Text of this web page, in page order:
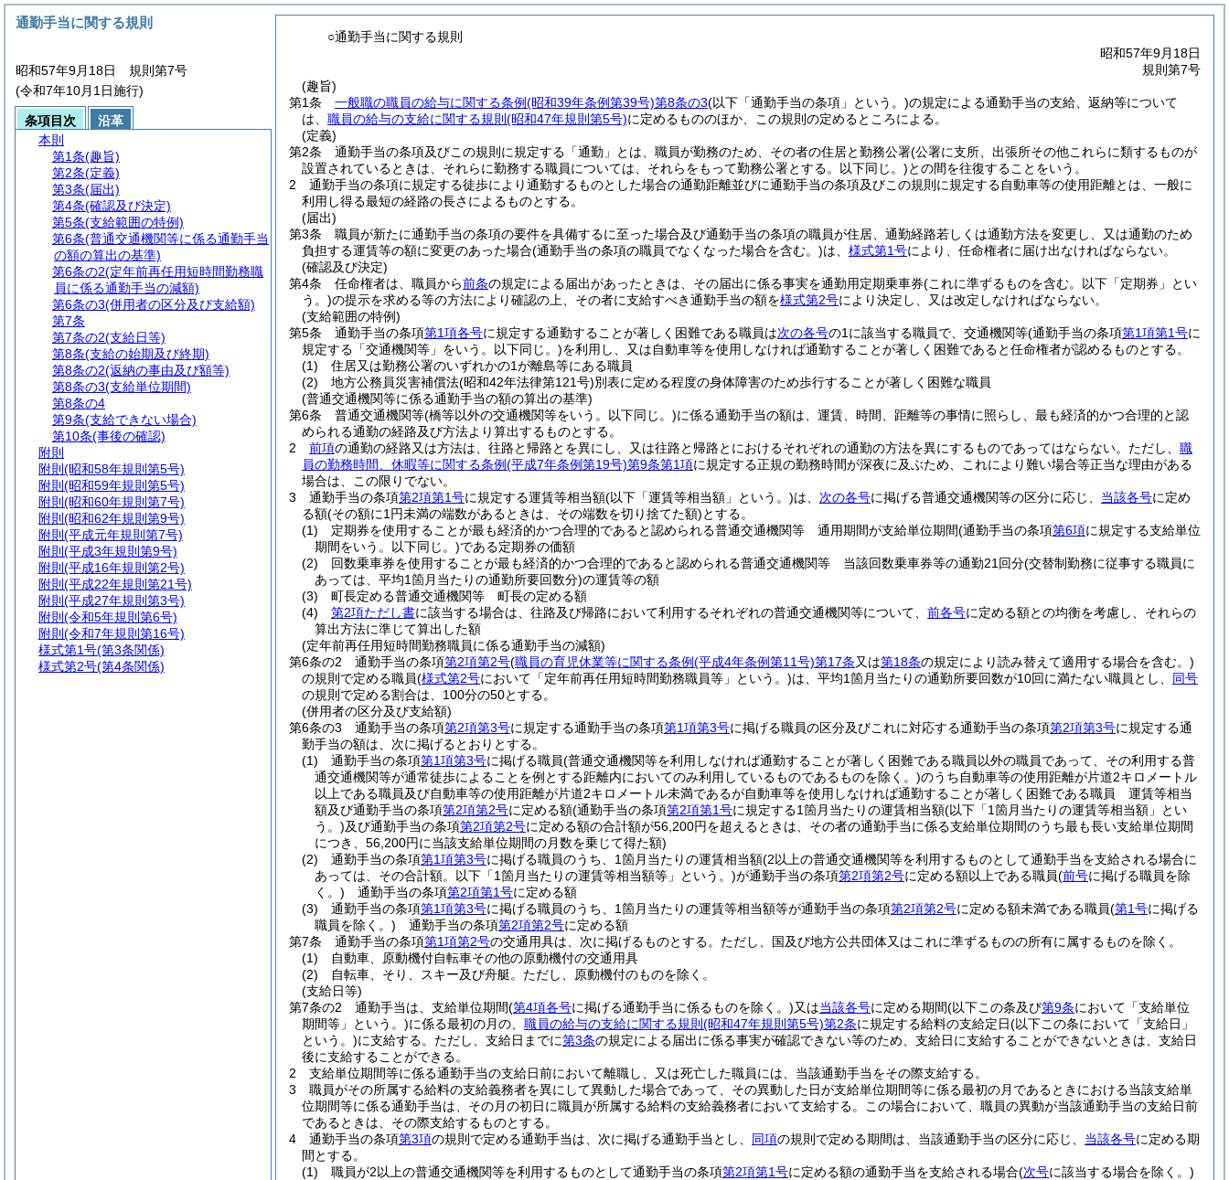
○通勤手当に関する規則
昭和57年9月18日
規則第7号
(趣旨)
第1条
一般職の職員の給与に関する条例(昭和39年条例第39号)第8条の3(以下「通勤手当の条項」という。)の規定による通勤手当の支給、返納等について
は、 職員の給与の支給に関する規則 (昭和47年規則第5号)に定めるもののほか、この規則の定めるところによる。
(定義)
第2条
通勤手当の条項及びこの規則に規定する「通勤」とは、職員が勤務のため、その者の住居と勤務公署(公署に支所、出張所その他これらに類するものが
設置されているときは、それらに勤務する職員については、それらをもって勤務公署とする。以下同じ。)との間を往復することをいう。
2
通勤手当の条項に規定する徒歩により通勤するものとした場合の通勤距離並びに通勤手当の条項及びこの規則に規定する自動車等の使用距離とは、一般に
利用し得る最短の経路の長さによるものとする。
(届出)
第3条
職員が新たに通勤手当の条項の要件を具備するに至った場合及び通勤手当の条項の職員が住居、通勤経路若しくは通勤方法を変更し、又は通勤のため
負担する運賃等の額に変更のあった場合(通勤手当の条項の職員でなくなった場合を含む。)は、 様式第1号により、任命権者に届け出なければならない。
(確認及び決定)
第4条
任命権者は、職員から前条の規定による届出があったときは、その届出に係る事実を通勤用定期乗車券(これに準ずるものを含む。以下「定期券」とい
う。)の提示を求める等の方法により確認の上、その者に支給すべき通勤手当の額を様式第2号により決定し、又は改定しなければならない。
(支給範囲の特例)
第5条
通勤手当の条項第1項各号に規定する通勤することが著しく困難である職員は次の各号の1に該当する職員で、交通機関等(通勤手当の条項第1項第1号に
規定する「交通機関等」をいう。以下同じ。)を利用し、又は自動車等を使用しなければ通勤することが著しく困難であると任命権者が認めるものとする。
(1)
住居又は勤務公署のいずれかの1が離島等にある職員
(2)
地方公務員災害補償法(昭和42年法律第121号)別表に定める程度の身体障害のため歩行することが著しく困難な職員
(普通交通機関等に係る通勤手当の額の算出の基準)
第6条
普通交通機関等(橋等以外の交通機関等をいう。以下同じ。)に係る通勤手当の額は、運賃、時間、距離等の事情に照らし、最も経済的かつ合理的と認
められる通勤の経路及び方法より算出するものとする。
2
前項の通勤の経路又は方法は、往路と帰路とを異にし、又は往路と帰路とにおけるそれぞれの通勤の方法を異にするものであってはならない。 ただし、 職
員の勤務時間、休暇等に関する条例(平成7年条例第19号)第9条第1項に規定する正規の勤務時間が深夜に及ぶため、これにより難い場合等正当な理由がある
場合は、この限りでない。
3
通勤手当の条項第2項第1号に規定する運賃等相当額(以下「運賃等相当額」という。)は、 次の各号に掲げる普通交通機関等の区分に応じ、 当該各号に定め
る額(その額に1円未満の端数があるときは、その端数を切り捨てた額)とする。
(1)
定期券を使用することが最も経済的かつ合理的であると認められる普通交通機関等 通用期間が支給単位期間(通勤手当の条項第6項に規定する支給単位
期間をいう。以下同じ。)である定期券の価額
(2)
回数乗車券を使用することが最も経済的かつ合理的であると認められる普通交通機関等 当該回数乗車券等の通勤21回分(交替制勤務に従事する職員に
あっては、平均1箇月当たりの通勤所要回数分)の運賃等の額
(3)
町長定める普通交通機関等 町長の定める額
(4)
第2項ただし書に該当する場合は、往路及び帰路において利用するそれぞれの普通交通機関等について、 前各号に定める額との均衡を考慮し、それらの
算出方法に準じて算出した額
(定年前再任用短時間勤務職員に係る通勤手当の減額)
第6条の2
通勤手当の条項第2項第2号(職員の育児休業等に関する条例(平成4年条例第11号)第17条又は第18条の規定により読み替えて適用する場合を含む。)
の規則で定める職員(様式第2号において「定年前再任用短時間勤務職員等」という。)は、平均1箇月当たりの通勤所要回数が10回に満たない職員とし、 同号
の規則で定める割合は、100分の50とする。
(併用者の区分及び支給額)
第6条の3
通勤手当の条項第2項第3号に規定する通勤手当の条項第1項第3号に掲げる職員の区分及びこれに対応する通勤手当の条項第2項第3号に規定する通
勤手当の額は、次に掲げるとおりとする。
(1)
通勤手当の条項第1項第3号に掲げる職員(普通交通機関等を利用しなければ通勤することが著しく困難である職員以外の職員であって、その利用する普
通交通機関等が通常徒歩によることを例とする距離内においてのみ利用しているものであるものを除く。)のうち自動車等の使用距離が片道2キロメートル
以上である職員及び自動車等の使用距離が片道2キロメートル未満であるが自動車等を使用しなければ通勤することが著しく困難である職員 運賃等相当
額及び通勤手当の条項第2項第2号に定める額(通勤手当の条項第2項第1号に規定する1箇月当たりの運賃相当額(以下「1箇月当たりの運賃等相当額」とい
う。)及び通勤手当の条項第2項第2号に定める額の合計額が56,200円を超えるときは、その者の通勤手当に係る支給単位期間のうち最も長い支給単位期間
につき、56,200円に当該支給単位期間の月数を乗じて得た額)
(2)
通勤手当の条項第1項第3号に掲げる職員のうち、1箇月当たりの運賃相当額(2以上の普通交通機関等を利用するものとして通勤手当を支給される場合に
あっては、その合計額。以下「1箇月当たりの運賃等相当額等」という。)が通勤手当の条項第2項第2号に定める額以上である職員(前号に掲げる職員を除
く。) 通勤手当の条項第2項第1号に定める額
(3)
通勤手当の条項第1項第3号に掲げる職員のうち、1箇月当たりの運賃等相当額等が通勤手当の条項第2項第2号に定める額未満である職員(第1号に掲げる
職員を除く。) 通勤手当の条項第2項第2号に定める額
第7条
通勤手当の条項第1項第2号の交通用具は、次に掲げるものとする。 ただし、国及び地方公共団体又はこれに準ずるものの所有に属するものを除く。
(1)
自動車、原動機付自転車その他の原動機付の交通用具
(2)
自転車、そり、スキー及び舟艇。 ただし、原動機付のものを除く。
(支給日等)
第7条の2
通勤手当は、支給単位期間(第4項各号に掲げる通勤手当に係るものを除く。)又は当該各号に定める期間(以下この条及び第9条において「支給単位
期間等」という。)に係る最初の月の、 職員の給与の支給に関する規則 (昭和47年規則第5号)第2条に規定する給料の支給定日(以下この条において「支給日」
という。)に支給する。 ただし、支給日までに第3条の規定による届出に係る事実が確認できない等のため、支給日に支給することができないときは、支給日
後に支給することができる。
2
支給単位期間等に係る通勤手当の支給日前において離職し、又は死亡した職員には、当該通勤手当をその際支給する。
3
職員がその所属する給料の支給義務者を異にして異動した場合であって、その異動した日が支給単位期間等に係る最初の月であるときにおける当該支給単
位期間等に係る通勤手当は、その月の初日に職員が所属する給料の支給義務者において支給する。
この場合において、職員の異動が当該通勤手当の支給日前
であるときは、その際支給するものとする。
4
通勤手当の条項第3項の規則で定める通勤手当は、次に掲げる通勤手当とし、 同項の規則で定める期間は、当該通勤手当の区分に応じ、 当該各号に定める期
間とする。
(1)
職員が2以上の普通交通機関等を利用するものとして通勤手当の条項第2項第1号に定める額の通勤手当を支給される場合(次号に該当する場合を除く。)
通勤手当に関する規則
昭和57年9月18日 規則第7号
(令和7年10月1日施行)
条項目次
沿革
本則
第1条(趣旨)
第2条(定義)
第3条(届出)
第4条(確認及び決定)
第5条(支給範囲の特例)
第6条(普通交通機関等に係る通勤手当
の額の算出の基準)
第6条の2(定年前再任用短時間勤務職
員に係る通勤手当の減額)
第6条の3(併用者の区分及び支給額)
第7条
第7条の2(支給日等)
第8条(支給の始期及び終期)
第8条の2(返納の事由及び額等)
第8条の3(支給単位期間)
第8条の4
第9条(支給できない場合)
第10条(事後の確認)
附則
附則 (昭和58年規則第5号)
附則 (昭和59年規則第5号)
附則 (昭和60年規則第7号)
附則 (昭和62年規則第9号)
附則 (平成元年規則第7号)
附則 (平成3年規則第9号)
附則 (平成16年規則第2号)
附則 (平成22年規則第21号)
附則 (平成27年規則第3号)
附則 (令和5年規則第6号)
附則 (令和7年規則第16号)
様式第1号(第3条関係)
様式第2号(第4条関係)